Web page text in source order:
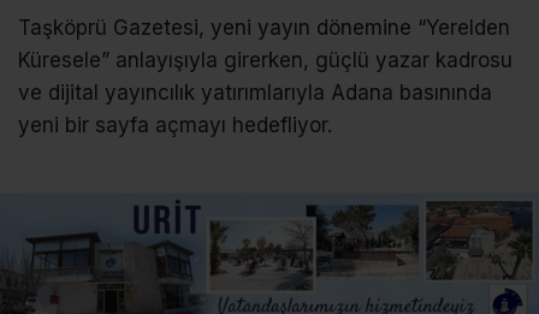
Taşköprü Gazetesi, yeni yayın dönemine “Yerelden
Küresele” anlayışıyla girerken, güçlü yazar kadrosu
ve dijital yayıncılık yatırımlarıyla Adana basınında
yeni bir sayfa açmayı hedefliyor.